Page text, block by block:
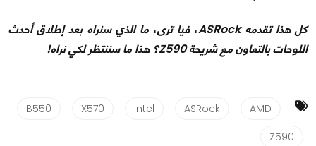
كل هذا تقدمه ASRock، فيا ترى، ما الذي سنراه بعد إطلاق أحدث
اللوحات بالتعاون مع شريحة Z590؟ هذا ما سننتظر لكي نراه!
AMD
ASRock
intel
X570
B550
Z590